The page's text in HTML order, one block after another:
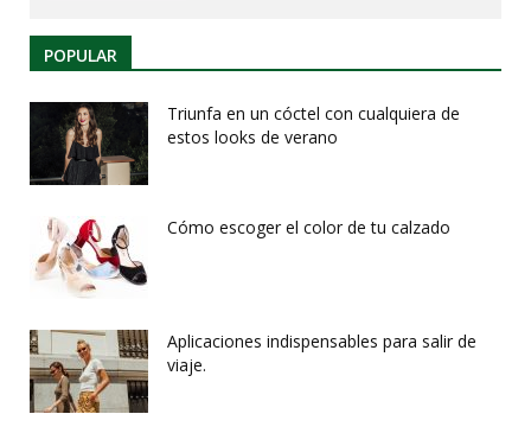
POPULAR
Triunfa en un cóctel con cualquiera de
estos looks de verano
Cómo escoger el color de tu calzado
Aplicaciones indispensables para salir de
viaje.